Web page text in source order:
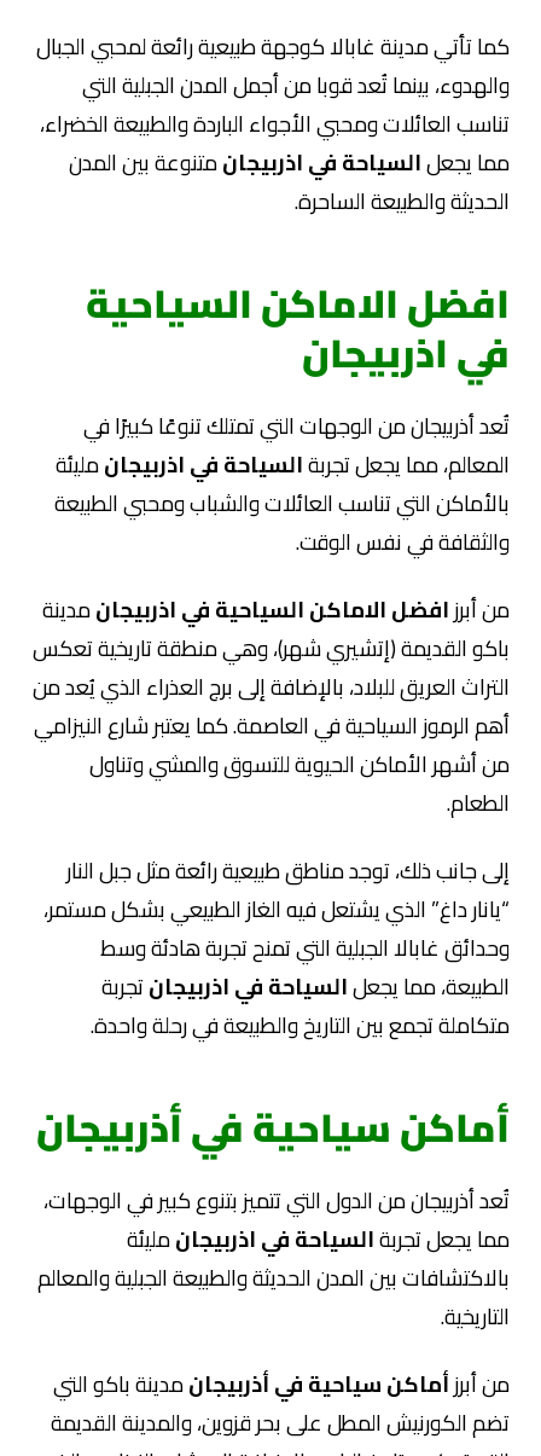
كما تأتي مدينة غابالا كوجهة طبيعية رائعة لمحبي الجبال
والهدوء، بينما تُعد قوبا من أجمل المدن الجبلية التي
تناسب العائلات ومحبي الأجواء الباردة والطبيعة الخضراء،
مما يجعلالسياحة في اذربيجانمتنوعة بين المدن
الحديثة والطبيعة الساحرة.
افضل الاماكن السياحية
في اذربيجان
تُعد أذربيجان من الوجهات التي تمتلك تنوعًا كبيرًا في
المعالم، مما يجعل تجربةالسياحة في اذربيجانمليئة
بالأماكن التي تناسب العائلات والشباب ومحبي الطبيعة
والثقافة في نفس الوقت.
من أبرزافضل الاماكن السياحية في اذربيجانمدينة
باكو القديمة (إتشيري شهر)، وهي منطقة تاريخية تعكس
التراث العريق للبلاد، بالإضافة إلى برج العذراء الذي يُعد من
أهم الرموز السياحية في العاصمة. كما يعتبر شارع النيزامي
من أشهر الأماكن الحيوية للتسوق والمشي وتناول
الطعام.
إلى جانب ذلك، توجد مناطق طبيعية رائعة مثل جبل النار
“يانار داغ” الذي يشتعل فيه الغاز الطبيعي بشكل مستمر،
وحدائق غابالا الجبلية التي تمنح تجربة هادئة وسط
الطبيعة، مما يجعلالسياحة في اذربيجانتجربة
متكاملة تجمع بين التاريخ والطبيعة في رحلة واحدة.
أماكن سياحية في أذربيجان
تُعد أذربيجان من الدول التي تتميز بتنوع كبير في الوجهات،
مما يجعل تجربةالسياحة في اذربيجانمليئة
بالاكتشافات بين المدن الحديثة والطبيعة الجبلية والمعالم
التاريخية.
من أبرزأماكن سياحية في أذربيجانمدينة باكو التي
تضم الكورنيش المطل على بحر قزوين، والمدينة القديمة